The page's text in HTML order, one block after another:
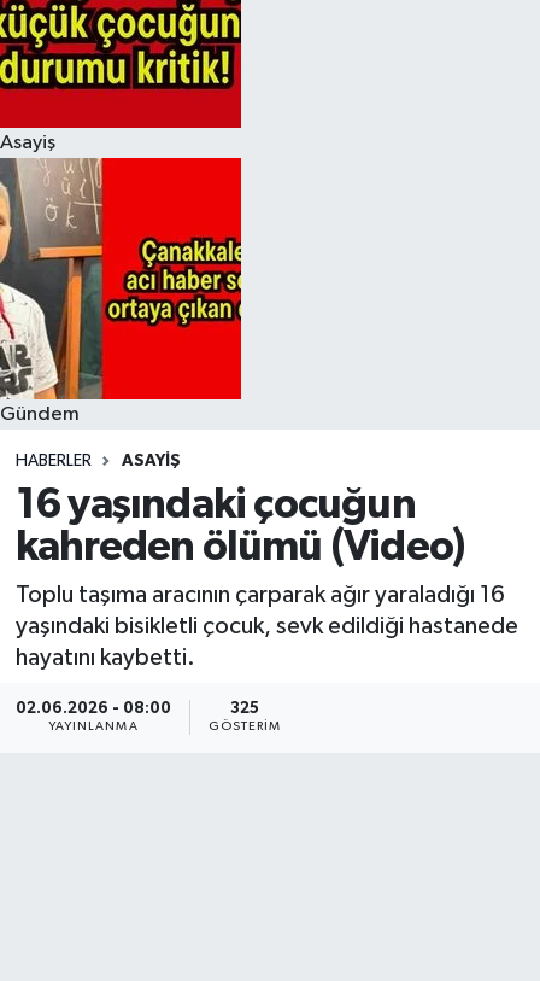
Asayiş
Gündem
HABERLER ASAYIŞ
16 yaşındaki çocuğun
kahreden ölümü (Video)
Toplu taşıma aracının çarparak ağır yaraladığı 16
yaşındaki bisikletli çocuk, sevk edildiği hastanede
hayatını kaybetti.
02.06.2026 - 08:00
YAYINLANMA
325
GÖSTERIM